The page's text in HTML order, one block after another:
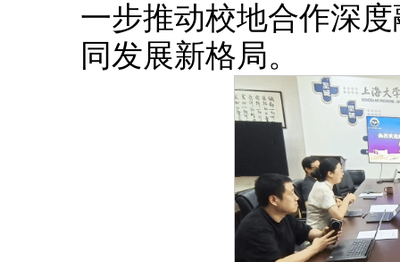
一步推动校地合作深
同发展新格局。